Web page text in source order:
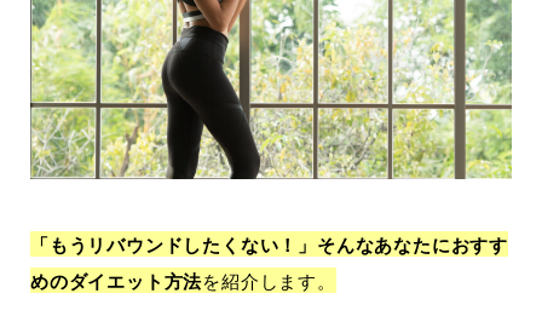
「もうリバウンドしたくない！」そんなあなたにおすす
めのダイエット方法を紹介します。